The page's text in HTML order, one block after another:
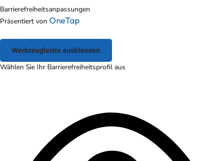
Barrierefreiheitsanpassungen
Präsentiert von OneTap
Werkzeugleiste ausblenden
Wählen Sie Ihr Barrierefreiheitsprofil aus